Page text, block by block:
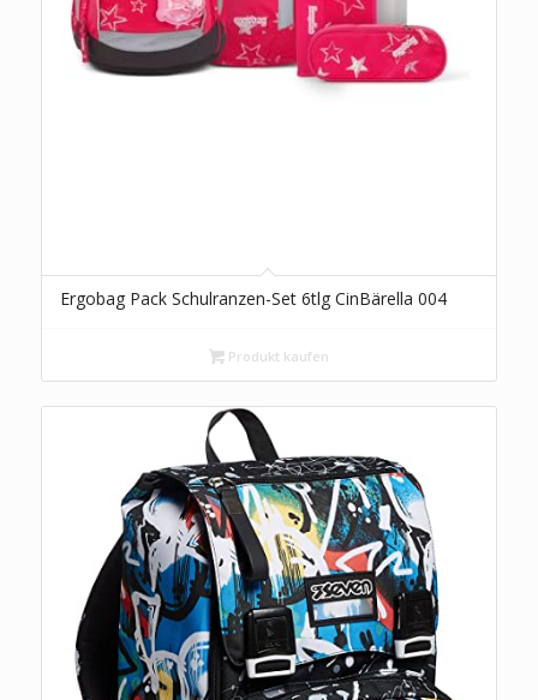
Ergobag Pack Schulranzen-Set 6tlg CinBärella 004
Produkt kaufen